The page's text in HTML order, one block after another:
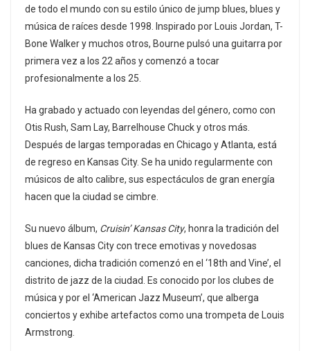
de todo el mundo con su estilo único de jump blues, blues y
música de raíces desde 1998. Inspirado por Louis Jordan, T-
Bone Walker y muchos otros, Bourne pulsó una guitarra por
primera vez a los 22 años y comenzó a tocar
profesionalmente a los 25.
Ha grabado y actuado con leyendas del género, como con
Otis Rush, Sam Lay, Barrelhouse Chuck y otros más.
Después de largas temporadas en Chicago y Atlanta, está
de regreso en Kansas City. Se ha unido regularmente con
músicos de alto calibre, sus espectáculos de gran energía
hacen que la ciudad se cimbre.
Su nuevo álbum, Cruisin’ Kansas City, honra la tradición del
blues de Kansas City con trece emotivas y novedosas
canciones, dicha tradición comenzó en el ‘18th and Vine’, el
distrito de jazz de la ciudad. Es conocido por los clubes de
música y por el ‘American Jazz Museum’, que alberga
conciertos y exhibe artefactos como una trompeta de Louis
Armstrong.